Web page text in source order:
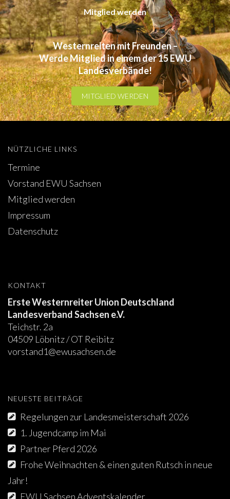
Mitglied werden
Westernreiten mit Freunden –
Werde Mitglied in einem der 15 EWU
Landesverbände!
MITGLIED WERDEN
NÜTZLICHE LINKS
Termine
Vorstand EWU Sachsen
Mitglied werden
Impressum
Datenschutz
KONTAKT
Erste Westernreiter Union Deutschland
Landesverband Sachsen e.V.
Teichstr. 2a
04509 Löbnitz / OT Reibitz
vorstand1@ewusachsen.de
NEUESTE BEITRÄGE
Regelungen zur Landesmeisterschaft 2026
1. Jugendcamp im Mai
Partner Pferd 2026
Frohe Weihnachten & einen guten Rutsch in neue
Jahr!
EWU Sachsen Adventskalender